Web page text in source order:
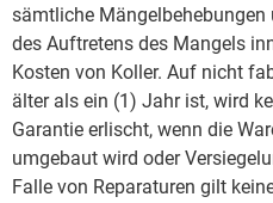
sämtliche
des Auftretens des Mangels
Kosten von Koller. Auf nicht
älter als ein (1) Jahr ist, wird
Garantie erlischt, wenn die
umgebaut wird oder
Falle von Reparaturen gilt